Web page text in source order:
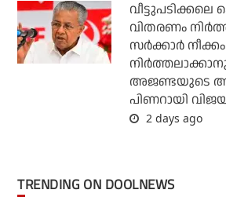
വിതരണം
സര്‍ക്കാര്‍
അജണ്ടയുടെ
പിണറായി
2 days ago
TRENDING ON DOOLNEWS